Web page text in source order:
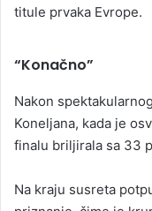
titule prvaka Evrope.
“Konačno”
Nakon
Koneljana, kada je
finalu briljirala sa 33
Na kraju susreta